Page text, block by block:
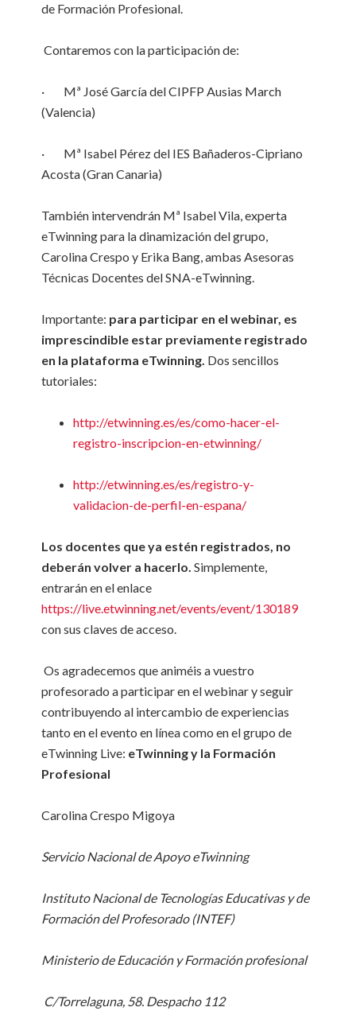
de Formación Profesional.
Contaremos con la participación de:
· Mª José García del CIPFP Ausias March
(Valencia)
· Mª Isabel Pérez del IES Bañaderos-Cipriano
Acosta (Gran Canaria)
También intervendrán Mª Isabel Vila, experta
eTwinning para la dinamización del grupo,
Carolina Crespo y Erika Bang, ambas Asesoras
Técnicas Docentes del SNA-eTwinning.
Importante: para participar en el webinar, es
imprescindible estar previamente registrado
en la plataforma eTwinning. Dos sencillos
tutoriales:
http://etwinning.es/es/como-hacer-el-
registro-inscripcion-en-etwinning/
http://etwinning.es/es/registro-y-
validacion-de-perfil-en-espana/
Los docentes que ya estén registrados, no
deberán volver a hacerlo. Simplemente,
entrarán en el enlace
https://live.etwinning.net/events/event/130189
con sus claves de acceso.
Os agradecemos que animéis a vuestro
profesorado a participar en el webinar y seguir
contribuyendo al intercambio de experiencias
tanto en el evento en línea como en el grupo de
eTwinning Live: eTwinning y la Formación
Profesional
Carolina Crespo Migoya
Servicio Nacional de Apoyo eTwinning
Instituto Nacional de Tecnologías Educativas y de
Formación del Profesorado (INTEF)
Ministerio de Educación y Formación profesional
C/Torrelaguna, 58. Despacho 112